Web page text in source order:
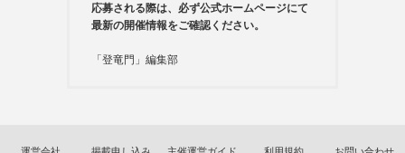
応募される際は、必ず公式ホームページにて
最新の開催情報をご確認ください。
「登竜門」編集部